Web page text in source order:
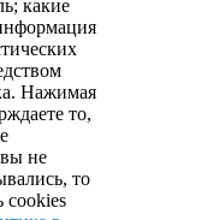
какие
Нажимая
то,
не
то
cookies